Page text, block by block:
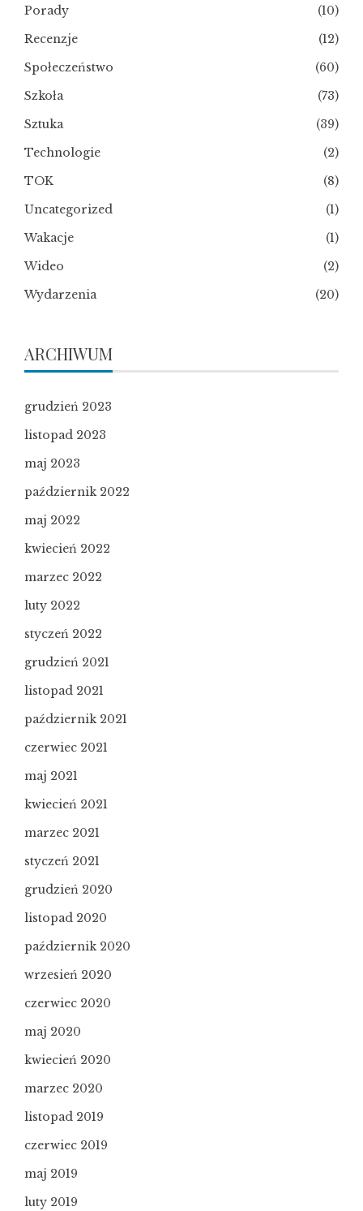
Porady
(10)
Recenzje
(12)
Społeczeństwo
(60)
Szkoła
(73)
Sztuka
(39)
Technologie
(2)
TOK
(8)
Uncategorized
(1)
Wakacje
(1)
Wideo
(2)
Wydarzenia
(20)
ARCHIWUM
grudzień 2023
listopad 2023
maj 2023
październik 2022
maj 2022
kwiecień 2022
marzec 2022
luty 2022
styczeń 2022
grudzień 2021
listopad 2021
październik 2021
czerwiec 2021
maj 2021
kwiecień 2021
marzec 2021
styczeń 2021
grudzień 2020
listopad 2020
październik 2020
wrzesień 2020
czerwiec 2020
maj 2020
kwiecień 2020
marzec 2020
listopad 2019
czerwiec 2019
maj 2019
luty 2019